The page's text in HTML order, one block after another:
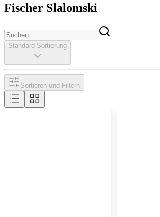
Fischer Slalomski
Standard Sortierung
Sortieren und Filtern